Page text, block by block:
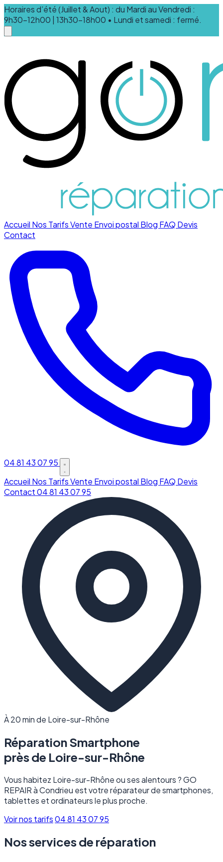
Horaires d’été (Juillet & Aout) : du Mardi au Vendredi :
9h30-12h00 | 13h30-18h00 • Lundi et samedi : fermé.
Accueil Nos TarifsVente Envoi postal Blog FAQ Devis
Contact
04 81 43 07 95
Accueil Nos TarifsVente Envoi postal Blog FAQ Devis
Contact04 81 43 07 95
À 20 min de Loire-sur-Rhône
Réparation Smartphone
près de Loire-sur-Rhône
Vous habitez Loire-sur-Rhône ou ses alentours ? GO
REPAIR à Condrieu est votre réparateur de smartphones,
tablettes et ordinateurs le plus proche.
Voir nos tarifs04 81 43 07 95
Nos services de réparation